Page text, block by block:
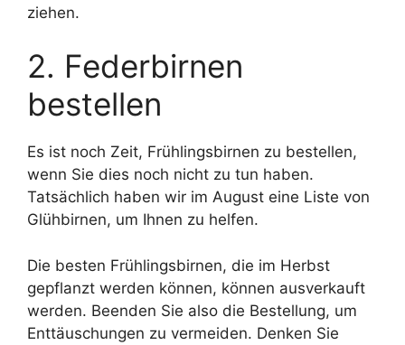
ziehen.
2. Federbirnen
bestellen
Es ist noch Zeit, Frühlingsbirnen zu bestellen,
wenn Sie dies noch nicht zu tun haben.
Tatsächlich haben wir im August eine Liste von
Glühbirnen, um Ihnen zu helfen.
Die besten Frühlingsbirnen, die im Herbst
gepflanzt werden können, können ausverkauft
werden. Beenden Sie also die Bestellung, um
Enttäuschungen zu vermeiden. Denken Sie